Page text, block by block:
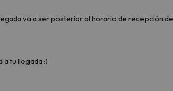
va a ser posterior al horario de recepción
a tu llegada :)